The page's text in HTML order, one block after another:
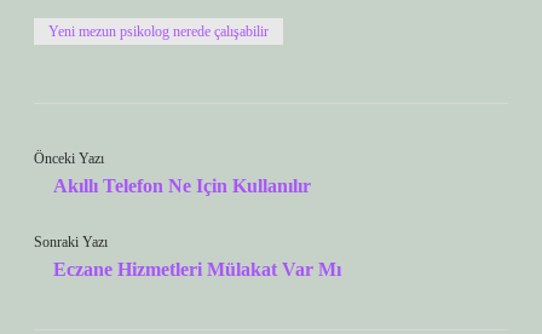
Yeni mezun psikolog nerede çalışabilir
Önceki Yazı
Akıllı Telefon Ne Için Kullanılır
Sonraki Yazı
Eczane Hizmetleri Mülakat Var Mı